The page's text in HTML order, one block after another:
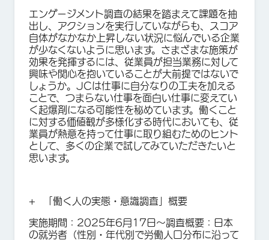
エンゲージメント調査の結果を踏まえて課題を抽
出し、アクションを実行していながらも、スコア
自体がなかなか上昇しない状況に悩んでいる企業
が少なくないように思います。さまざまな施策が
効果を発揮するには、従業員が担当業務に対して
興味や関心を抱いていることが大前提ではないで
しょうか。JCは仕事に自分なりの工夫を加える
ことで、つまらない仕事を面白い仕事に変えてい
く起爆剤になる可能性を秘めています。働くこと
に対する価値観が多様化する時代においても、従
業員が熱意を持って仕事に取り組むためのヒント
として、多くの企業で試してみていただきたいと
思います。
「働く人の実態・意識調査」概要
実施期間：2025年6月17日〜調査概要：日本
の就労者（性別・年代別で労働人口分布に沿って